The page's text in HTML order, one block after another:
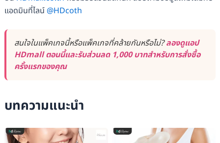
แอดมินที่ไลน์ @HDcoth
สนใจในแพ็คเกจนี้หรือแพ็คเกจที่คล้ายกันหรือไม่?ลองดูแอป
HDmall ตอนนี้และรับส่วนลด 1,000 บาทสำหรับการสั่งซื้อ
ครั้งแรกของคุณ
บทความแนะนำ